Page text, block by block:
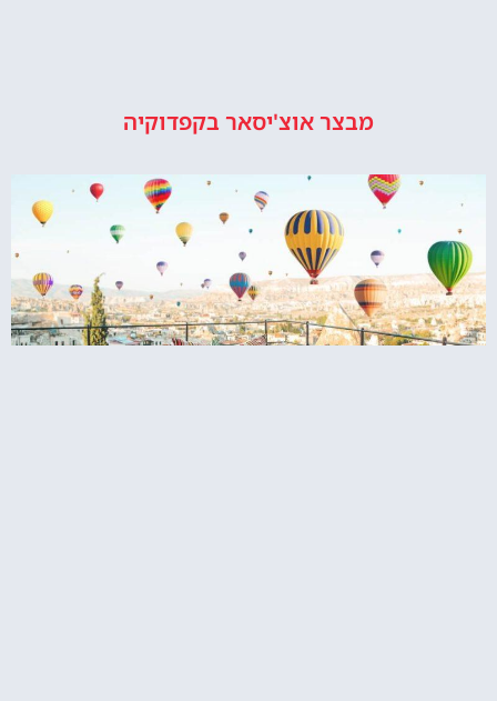
מבצר אוצ'יסאר בקפדוקיה